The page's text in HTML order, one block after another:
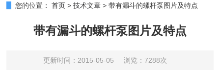
您的位置： 首页 >技术文章 >带有漏斗的螺杆泵图片及特点
带有漏斗的螺杆泵图片及特点
更新时间：2015-05-05 浏览：7288次